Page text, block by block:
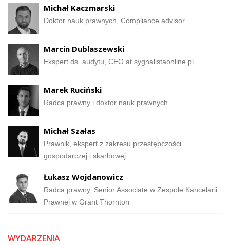
Michał Kaczmarski
Doktor nauk prawnych, Compliance advisor
Marcin Dublaszewski
Ekspert ds. audytu, CEO at sygnalistaonline.pl
Marek Ruciński
Radca prawny i doktor nauk prawnych.
Michał Szałas
Prawnik, ekspert z zakresu przestępczości
gospodarczej i skarbowej
Łukasz Wojdanowicz
Radca prawny, Senior Associate w Zespole Kancelarii
Prawnej w Grant Thornton
WYDARZENIA